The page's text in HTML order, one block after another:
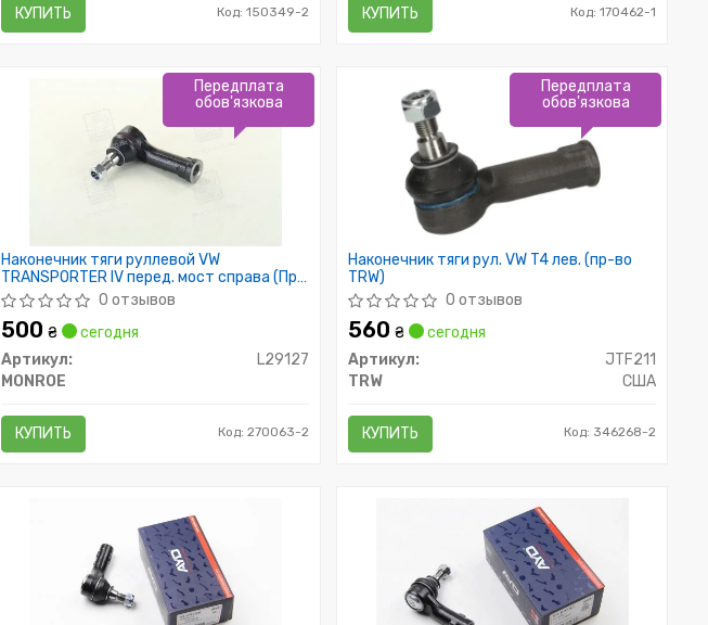
КУПИТЬ Код: 150349-2 КУПИТЬ Код: 170462-1
Наконечник тяги руллевой VW
TRANSPORTER IV перед. мост справа (Пр-
во MONROE)
0 отзывов
500₴
сегодня
Артикул:
L29127
MONROE
КУПИТЬ Код: 270063-2
Передплата
обов'язкова
Наконечник тяги рул. VW T4 лев. (пр-во
TRW)
0 отзывов
560₴
сегодня
Артикул:
JTF211
TRW
США
КУПИТЬ Код: 346268-2
Передплата
обов'язкова